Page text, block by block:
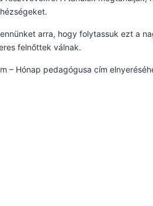
arra, hogy folytassuk ezt a
felnőttek válnak.
– Hónap pedagógusa cím